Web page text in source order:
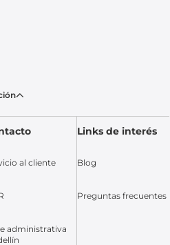
al cliente
administrativa
Links de interés
Blog
Preguntas frecuentes